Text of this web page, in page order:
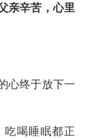
亲辛苦，心里
心终于放下一
吃喝睡眠都正